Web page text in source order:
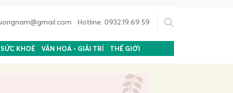
Hotline: 0932.19.69.59
SỨC KHOẺ VĂN HOÁ - GIẢI TRÍ THẾ GIỚI